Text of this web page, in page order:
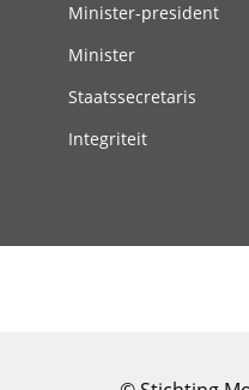
Minister-president
Minister
Staatssecretaris
Integriteit